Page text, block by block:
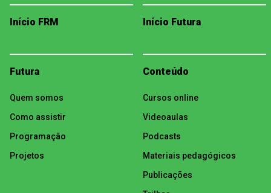
Início FRM Início Futura
Futura
Quem somos
Como assistir
Programação
Projetos
Conteúdo
Cursos online
Videoaulas
Podcasts
Materiais pedagógicos
Publicações